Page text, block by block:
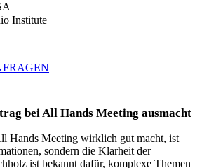
Institute
bei All Hands Meeting ausmacht
Hands Meeting wirklich gut macht, ist
sondern die Klarheit der
ist bekannt dafür, komplexe Themen